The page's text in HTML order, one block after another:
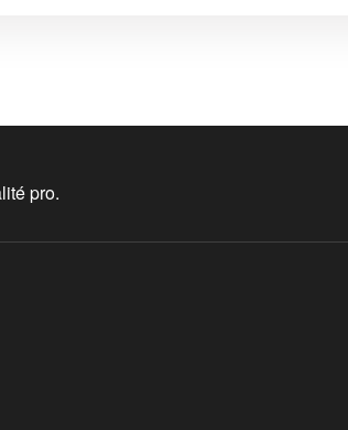
pro.